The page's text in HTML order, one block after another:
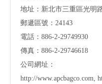
地址： 新北市三重區光明
郵遞區號：24143
電話：886-2-29749930
傳真：886-2-29746618
公司網址：
http://www.apcbagco.com,